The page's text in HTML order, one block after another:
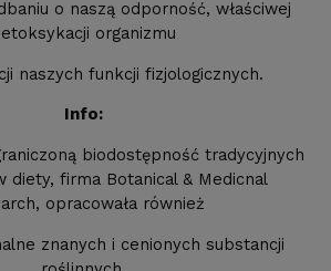
o naszą odporność, właściwej
organizmu
naszych funkcji fizjologicznych.
Info:
biodostępność tradycyjnych
diety, firma Botanical & Medicnal
opracowała również
znanych i cenionych substancji